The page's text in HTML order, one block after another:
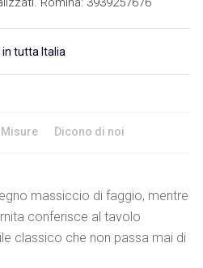
in tutta Italia
Misure Dicono di noi
massiccio di faggio, mentre
conferisce al tavolo
classico che non passa mai di